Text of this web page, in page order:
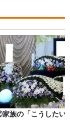
族の「こうしたい